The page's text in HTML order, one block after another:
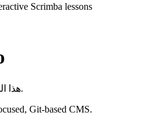
Scrimba lessons
هذا المحتوى غير متوفر بلغتك بعد.
Git-based CMS.